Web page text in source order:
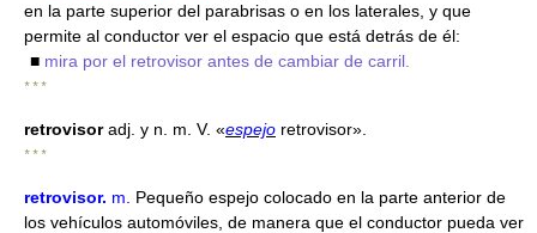
en la parte superior del parabrisas o en los laterales, y que
permite al conductor ver el espacio que está detrás de él:
■ mira por el retrovisor antes de cambiar de carril.
* * *
retrovisoradj. y n. m. V. «espejo retrovisor».
* * *
retrovisor. m.
Pequeño espejo colocado en la parte anterior de
los vehículos automóviles, de manera que el conductor pueda ver